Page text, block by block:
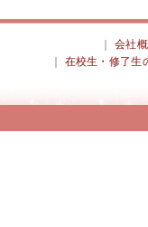
会社
在校生・修了生